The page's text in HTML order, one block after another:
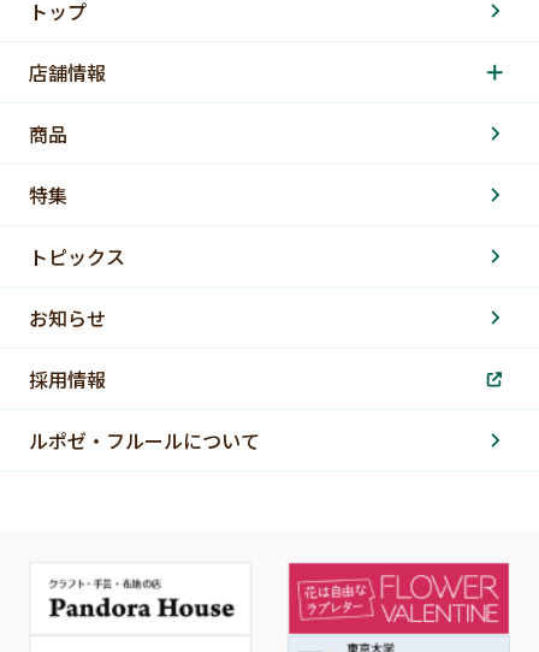
トップ
店舗情報
商品
特集
トピックス
お知らせ
採用情報
ルポゼ・フルールについて